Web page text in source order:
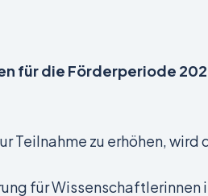
für die Förderperiode
Teilnahme zu erhöhen,
für